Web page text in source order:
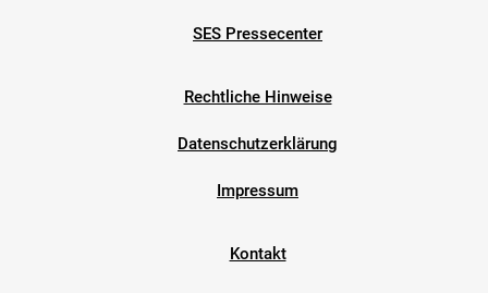
SES Pressecenter
Rechtliche Hinweise
Datenschutzerklärung
Impressum
Kontakt